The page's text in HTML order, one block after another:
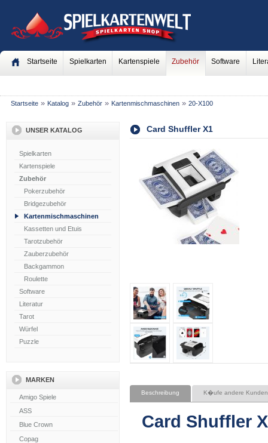
Startseite Spielkarten Kartenspiele Zubehör Software
Startseite » Katalog » Zubehör » Kartenmischmaschinen » 20-X100
UNSER KATALOG
Spielkarten
Kartenspiele
Zubehör
Pokerzubehör
Bridgezubehör
Kartenmischmaschinen
Kassetten und Etuis
Tarotzubehör
Zauberzubehör
Backgammon
Roulette
Software
Literatur
Tarot
Würfel
Puzzle
MARKEN
Card Shuffler X1
Beschreibung K�ufe andere Kunden
Card Shuffler